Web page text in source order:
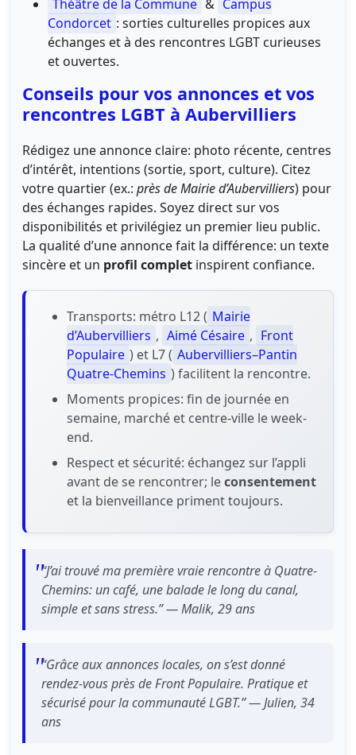
Théâtre de la Commune & Campus
Condorcet : sorties culturelles propices aux
échanges et à des rencontres LGBT curieuses
et ouvertes.
Conseils pour vos annonces et vos
rencontres LGBT à Aubervilliers
Rédigez une annonce claire: photo récente, centres
d’intérêt, intentions (sortie, sport, culture). Citez
votre quartier (ex.: près de Mairie d’Aubervilliers) pour
des échanges rapides. Soyez direct sur vos
disponibilités et privilégiez un premier lieu public.
La qualité d’une annonce fait la différence: un texte
sincère et un profil complet inspirent confiance.
Transports: métro L12 ( Mairie
d’Aubervilliers , Aimé Césaire , Front
Populaire ) et L7 ( Aubervilliers–Pantin
Quatre-Chemins ) facilitent la rencontre.
Moments propices: fin de journée en
semaine, marché et centre-ville le week-
end.
Respect et sécurité: échangez sur l’appli
avant de se rencontrer; leconsentement
et la bienveillance priment toujours.
“J’ai trouvé ma première vraie rencontre à Quatre-
Chemins: un café, une balade le long du canal,
simple et sans stress.” — Malik, 29 ans
“Grâce aux annonces locales, on s’est donné
rendez-vous près de Front Populaire. Pratique et
sécurisé pour la communauté LGBT.” — Julien, 34
ans